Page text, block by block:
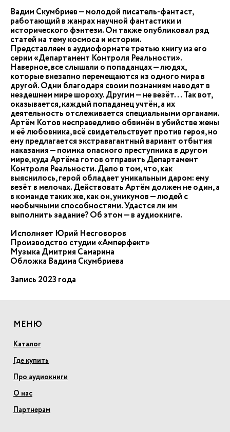
Вадим Скумбриев — молодой писатель-фантаст,
работающий в жанрах научной фантастики и
исторического фэнтези. Он также опубликовал ряд
статей на тему космоса и истории.
Представляем в аудиоформате третью книгу из его
серии «Департамент Контроля Реальности».
Наверное, все слышали о попаданцах — людях,
которые внезапно перемещаются из одного мира в
другой. Одни благодаря своим познаниям наводят в
нездешнем мире шороху. Другим — не везёт... Так вот,
оказывается, каждый попаданец учтён, а их
деятельность отслеживается специальными органами.
Артём Котов несправедливо обвинён в убийстве жены
и её любовника, всё свидетельствует против героя, но
ему предлагается экстравагантный вариант отбытия
наказания — поимка опасного преступника в другом
мире, куда Артёма готов отправить Департамент
Контроля Реальности. Дело в том, что, как
выяснилось, герой обладает уникальным даром: ему
везёт в мелочах. Действовать Артём должен не один, а
в команде таких же, как он, уникумов — людей с
необычными способностями. Удастся ли им
выполнить задание? Об этом — в аудиокниге.
Исполняет Юрий Несговоров
Производство студии «Амперфект»
Музыка Дмитрия Самарина
Обложка Вадима Скумбриева
Запись 2023 года
МЕНЮ
Каталог
Где купить
Про аудиокниги
О нас
Партнерам